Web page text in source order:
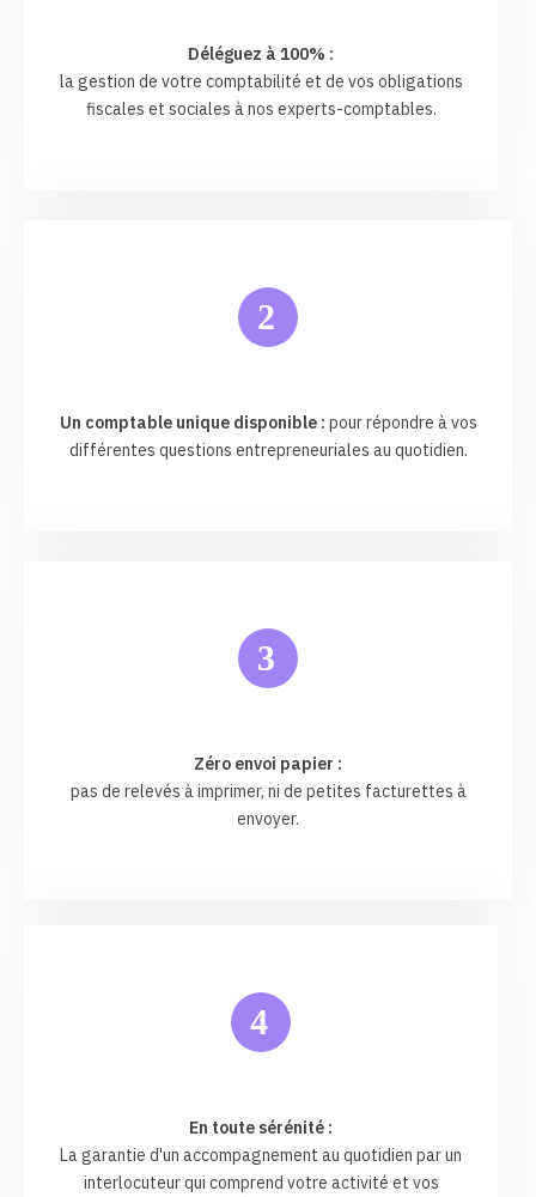
Déléguez à 100% :
la gestion de votre comptabilité et de vos obligations
fiscales et sociales à nos experts-comptables.
2
Un comptable unique disponible : pour répondre à vos
différentes questions entrepreneuriales au quotidien.
3
Zéro envoi papier :
pas de relevés à imprimer, ni de petites facturettes à
envoyer.
4
En toute sérénité :
La garantie d'un accompagnement au quotidien par un
interlocuteur qui comprend votre activité et vos